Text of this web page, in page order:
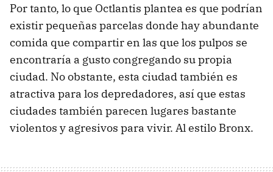
Por tanto, lo que Octlantis plantea es que podrían
existir pequeñas parcelas donde hay abundante
comida que compartir en las que los pulpos se
encontraría a gusto congregando su propia
ciudad. No obstante, esta ciudad también es
atractiva para los depredadores, así que estas
ciudades también parecen lugares bastante
violentos y agresivos para vivir. Al estilo Bronx.